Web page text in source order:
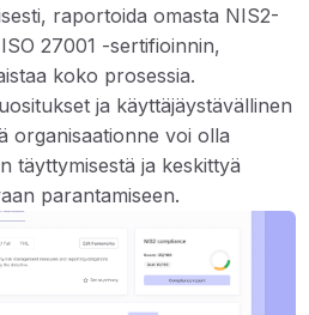
raportoida omasta NIS2-
27001 -sertifioinnin,
koko prosessia.
ja käyttäjäystävällinen
organisaationne voi olla
täyttymisestä ja keskittyä
parantamiseen.